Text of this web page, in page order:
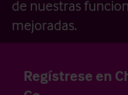
de nuestras
mejoradas.
Regístrese en